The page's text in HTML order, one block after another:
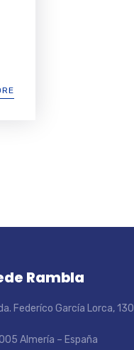
Rambla
Federíco García Lorca, 130
Almería – España